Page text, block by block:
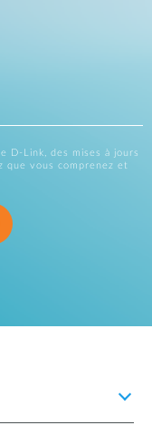
D-Link, des mises à jours
que vous comprenez et